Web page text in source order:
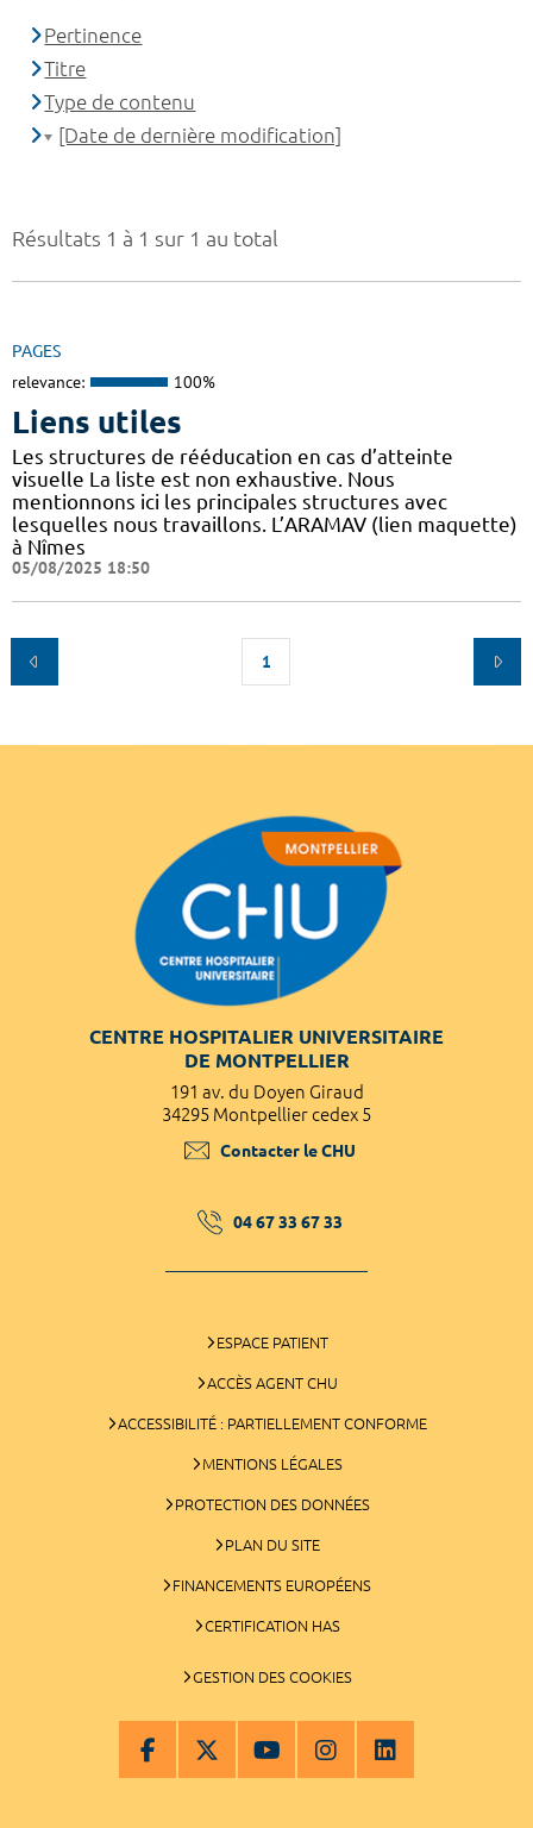
Résultats 1 à 1 sur 1 au total
PAGES
relevance: 100%
Liens utiles
Les structures de rééducation en cas d’atteinte
visuelle La liste est non exhaustive. Nous
mentionnons ici les principales structures avec
lesquelles nous travaillons. L’ARAMAV (lien maquette)
à Nîmes
05/08/2025 18:50
1
Pertinence
Titre
Type de contenu
[Date de dernière modification]
CENTRE HOSPITALIER UNIVERSITAIRE
DE MONTPELLIER
191 av. du Doyen Giraud
34295 Montpellier cedex 5
Contacter le CHU
04 67 33 67 33
ESPACE PATIENT
ACCÈS AGENT CHU
ACCESSIBILITÉ : PARTIELLEMENT CONFORME
MENTIONS LÉGALES
PROTECTION DES DONNÉES
PLAN DU SITE
FINANCEMENTS EUROPÉENS
CERTIFICATION HAS
GESTION DES COOKIES